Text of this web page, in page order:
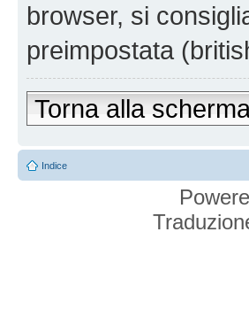
browser, si
preimpostata
Torna alla
Indice